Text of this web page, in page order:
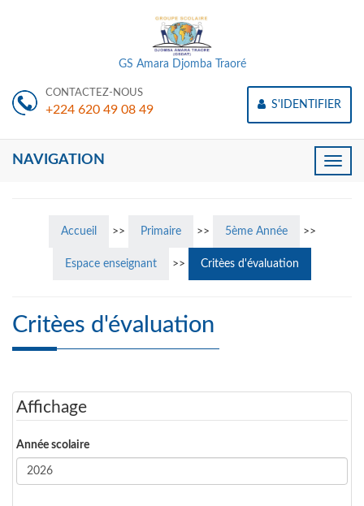
GS Amara Djomba Traoré
CONTACTEZ-NOUS
+224 620 49 08 49 S'IDENTIFIER
Toggle
NAVIGATION
Accueil >> Primaire >> 5ème Année >>
Espace enseignant >> Critèes d'évaluation
Critèes d'évaluation
Affichage
Année scolaire